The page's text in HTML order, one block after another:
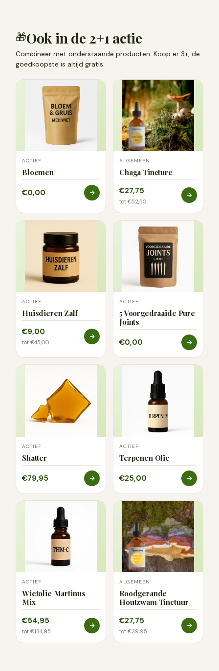
🎁Ook in de 2+1 actie
Combineer met onderstaande producten. Koop er 3+, de
goedkoopste is altijd gratis.
ACTIEF
Bloemen
€0,00
ALGEMEEN
Chaga Tincture
€27,75
tot €52,50
ACTIEF
Huisdieren Zalf
€9,00
tot €45,00
ACTIEF
5 Voorgedraaide Pure
Joints
€0,00
ACTIEF
Shatter
€79,95
ACTIEF
Terpenen Olie
€25,00
ACTIEF
Wietolie Martinus
Mix
€54,95
tot €134,95
ALGEMEEN
Roodgerande
Houtzwam Tinctuur
€27,75
tot €39,95